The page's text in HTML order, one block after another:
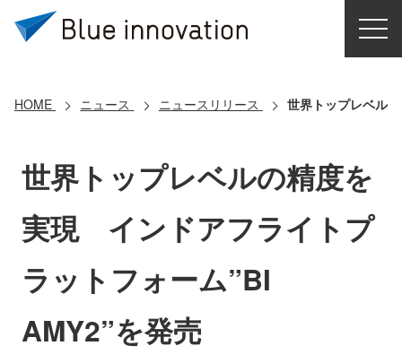
導入事例
コアテクノロジー
クラウドモビリティ研究所
HOME ニュース ニュースリリース 世界トップレベル
世界トップレベルの精度を
実現 インドアフライトプ
ラットフォーム”BI
AMY2”を発売